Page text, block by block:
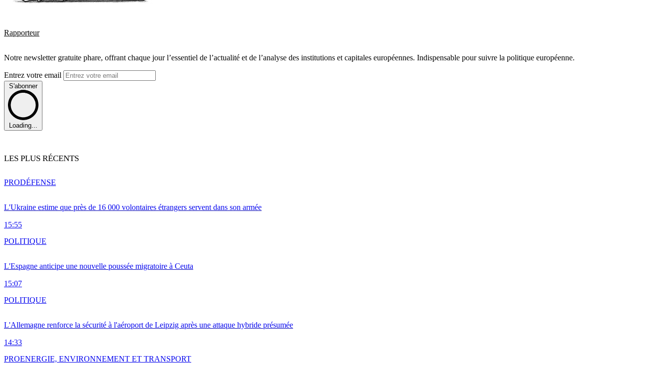
Rapporteur
Notre newsletter gratuite phare, offrant chaque jour l’essentiel de l’actualité et de l’analyse des institutions et capitales européennes. Indispensable pour suivre la politique européenne.
Entrez votre email
S'abonner
Loading...
LES PLUS RÉCENTS
L'Ukraine estime que près de 16 000 volontaires étrangers servent dans son armée
15:55
PRODÉFENSE
L'Espagne anticipe une nouvelle poussée migratoire à Ceuta
15:07
POLITIQUE
L'Allemagne renforce la sécurité à l'aéroport de Leipzig après une attaque hybride présumée
14:33
POLITIQUE
PROENERGIE, ENVIRONNEMENT ET TRANSPORT